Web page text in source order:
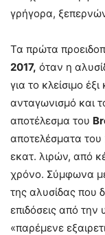
γρήγορα,
Τα πρώτα
2017, όταν η
για το κλείσιμο
ανταγωνισμό και
αποτέλεσμα του
αποτελέσματα
εκατ. λιρών, από
χρόνο. Σύμφωνα
της αλυσίδας που
επιδόσεις από
«παρέμενε